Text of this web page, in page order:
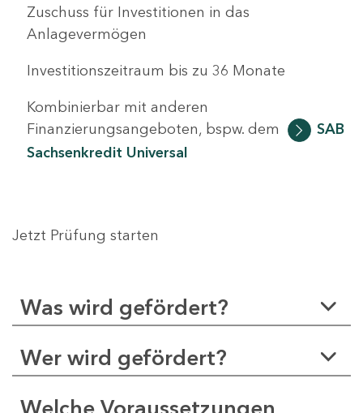
Zuschuss für Investitionen in das
Anlagevermögen
Investitionszeitraum bis zu 36 Monate
Kombinierbar mit anderen
Finanzierungsangeboten, bspw. dem
SAB
Sachsenkredit Universal
Jetzt Prüfung starten
Was wird gefördert?
Wer wird gefördert?
Welche Voraussetzungen